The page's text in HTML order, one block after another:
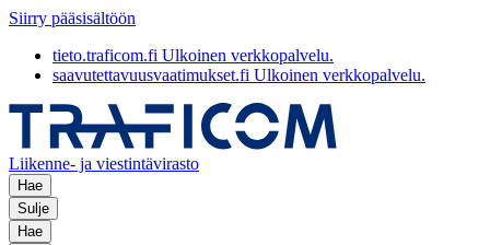
Siirry pääsisältöön
tieto.traficom.fi Ulkoinen verkkopalvelu.
saavutettavuusvaatimukset.fi Ulkoinen verkkopalvelu.
Liikenne- ja viestintävirasto
Hae
Sulje
Hae